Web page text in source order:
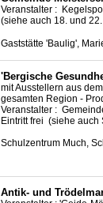
Veranstalter :
(siehe auch 18. und
Gaststätte 'Baulig',
'Bergische
mit Ausstellern aus
gesamten Region -
Veranstalter :
Eintritt frei (siehe auch
Schulzentrum Much,
Antik- und